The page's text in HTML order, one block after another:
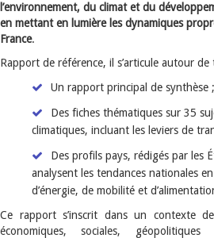
l’environnement, du climat et du
en mettant en lumière les dynamiques
France.
Rapport de référence, il s’articule autour de
Un rapport principal de synthèse ;
Des fiches thématiques sur 35
climatiques, incluant les leviers de
Des profils pays, rédigés par les
analysent les tendances nationales
d’énergie, de mobilité et
Ce rapport s’inscrit dans un contexte
économiques, sociales,